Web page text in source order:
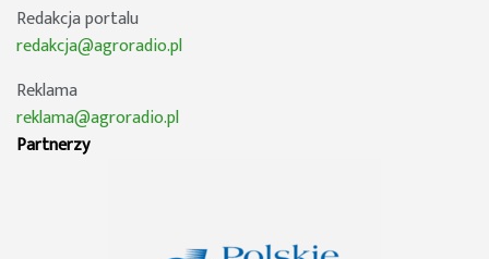
Redakcja portalu
redakcja@agroradio.pl
Reklama
reklama@agroradio.pl
Partnerzy